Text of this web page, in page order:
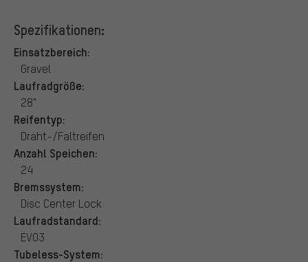
Spezifikationen:
Einsatzbereich:
Gravel
Laufradgröße:
28"
Reifentyp:
Draht-/Faltreifen
Anzahl Speichen:
24
Bremssystem:
Disc Center Lock
Laufradstandard:
EVO3
Tubeless-System: